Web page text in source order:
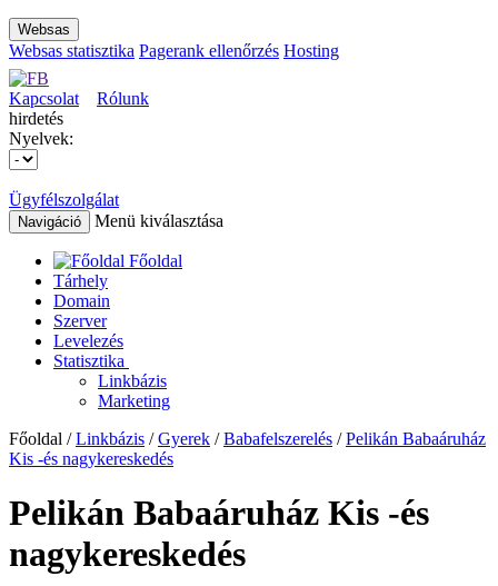
Websas
Websas statisztika Pagerank ellenőrzés Hosting
Kapcsolat
Rólunk
hirdetés
Nyelvek:
Ügyfélszolgálat
Navigáció Menü kiválasztása
Főoldal
Tárhely
Domain
Szerver
Levelezés
Statisztika
Linkbázis
Marketing
Főoldal /Linkbázis /Gyerek /Babafelszerelés /Pelikán Babaáruház
Kis -és nagykereskedés
Pelikán Babaáruház Kis -és
nagykereskedés